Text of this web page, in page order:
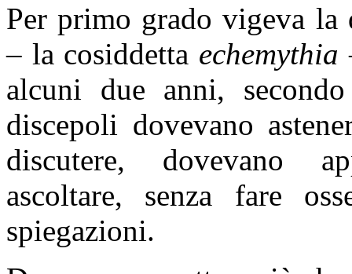
Per primo grado vigeva
– la cosiddetta echemythia
alcuni due anni,
discepoli dovevano
discutere, dovevano
ascoltare, senza fare
spiegazioni.